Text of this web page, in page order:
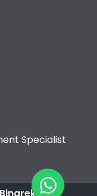
Specialist